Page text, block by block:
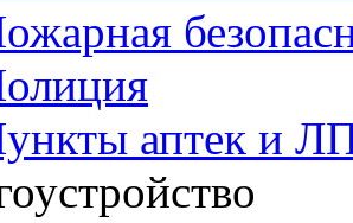
аптек и